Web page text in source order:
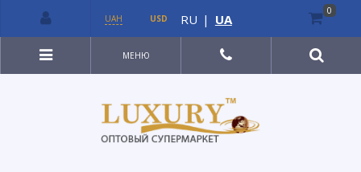
МЕНЮ
UAH USD RU | UA
0